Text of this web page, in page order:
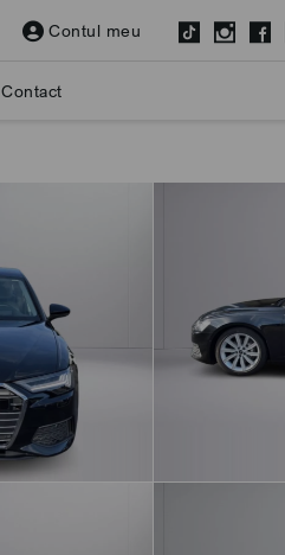
Contul meu
Contact